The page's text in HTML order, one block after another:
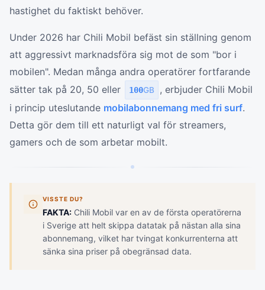
hastighet du faktiskt behöver.
Under 2026 har Chili Mobil befäst sin ställning genom
att aggressivt marknadsföra sig mot de som "bor i
mobilen". Medan många andra operatörer fortfarande
sätter tak på 20, 50 eller
100GB
, erbjuder Chili Mobil
i princip uteslutande mobilabonnemang med fri surf.
Detta gör dem till ett naturligt val för streamers,
gamers och de som arbetar mobilt.
VISSTE DU?
FAKTA: Chili Mobil var en av de första operatörerna
i Sverige att helt skippa datatak på nästan alla sina
abonnemang, vilket har tvingat konkurrenterna att
sänka sina priser på obegränsad data.